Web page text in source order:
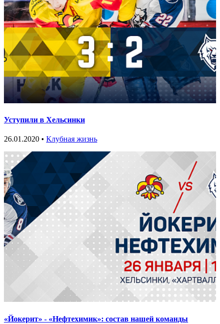
Уступили в Хельсинки
26.01.2020 • Клубная жизнь
«Йокерит» - «Нефтехимик»: состав нашей команды